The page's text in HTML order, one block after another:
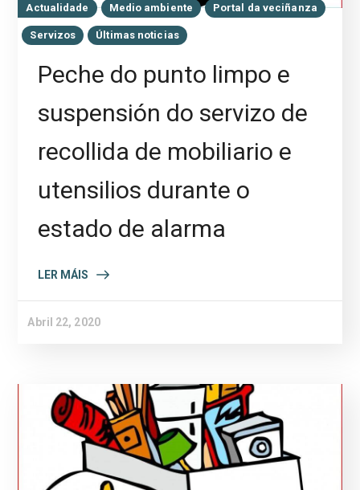
Actualidade Medio ambiente Portal da veciñanza
Servizos Últimas noticias
Peche do punto limpo e
suspensión do servizo de
recollida de mobiliario e
utensilios durante o
estado de alarma
LER MÁIS
Abril 22, 2020